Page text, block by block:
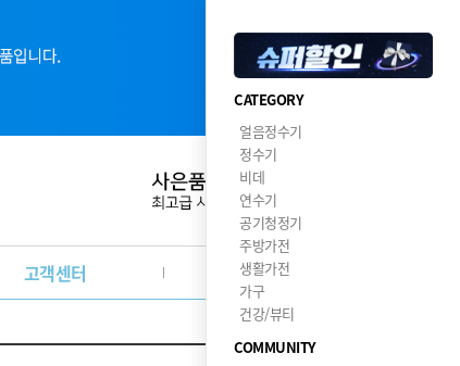
고객센터 이달의혜택
CATEGORY
얼음정수기
정수기
비데
연수기
공기청정기
주방가전
생활가전
가구
건강/뷰티
COMMUNITY